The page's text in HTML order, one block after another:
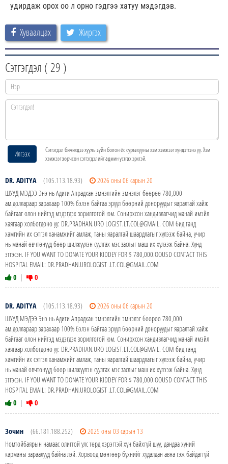
удирдаж орох оо л орно гэдгээ хатуу мэдэгдэв.
Хуваалцах Жиргэх
Сэтгэгдэл (29 )
Илгээх
Сэтгэгдэл бичихдээ хууль зүйн болон ёс суртахууны хэм хэмжээг хүндэтгэнэ үү. Хэм
хэмжээг зөрчсөн сэтгэгдэлийг админ устгах эрхтэй.
DR. ADITYA (105.113.18.93)
2026 оны 06 сарын 20
ШУУД МЭДЭЭ Энэ нь Адити Апрадхан эмнэлгийн эмнэлэг бөөрөө 780,000
ам.доллараар зарахаар 100% бэлэн байгаа эрүүл бөөрний доноруудыг яаралтай хайж
байгааг олон нийтэд мэдэгдэх зорилготой юм. Сонирхсон хандивлагчид манай имэйл
хаягаар холбогдоно уу: DR.PRADHAN.URO LOGIST.LT.COL@GMAIL. COM бид танд
хамгийн их сэтгэл ханамжийг амлаж, таны яаралтай шаардлагыг хүлээж байна, учир
нь манай өвчтөнүүд бөөр шилжүүлэн суулгах мэс заслыг маш их хүлээж байна. Хүнд
этгэсэн. IF YOU WANT TO DONATE YOUR KIDDEY FOR $ 780,000.OOUSD CONTACT THIS
HOSPITAL EMAIL: DR.PRADHAN.UROLOGIST .LT.COL@GMAIL.COM
0 | 0
DR. ADITYA (105.113.18.93)
2026 оны 06 сарын 20
ШУУД МЭДЭЭ Энэ нь Адити Апрадхан эмнэлгийн эмнэлэг бөөрөө 780,000
ам.доллараар зарахаар 100% бэлэн байгаа эрүүл бөөрний доноруудыг яаралтай хайж
байгааг олон нийтэд мэдэгдэх зорилготой юм. Сонирхсон хандивлагчид манай имэйл
хаягаар холбогдоно уу: DR.PRADHAN.URO LOGIST.LT.COL@GMAIL. COM бид танд
хамгийн их сэтгэл ханамжийг амлаж, таны яаралтай шаардлагыг хүлээж байна, учир
нь манай өвчтөнүүд бөөр шилжүүлэн суулгах мэс заслыг маш их хүлээж байна. Хүнд
этгэсэн. IF YOU WANT TO DONATE YOUR KIDDEY FOR $ 780,000.OOUSD CONTACT THIS
HOSPITAL EMAIL: DR.PRADHAN.UROLOGIST .LT.COL@GMAIL.COM
0 | 0
Зочин (66.181.188.252)
2025 оны 03 сарын 13
Номтойбаярын намаас олигтой улс төрд хэрэгтэй хүн байхгүй шүү, дандаа хүний
карманы зараалууд байна лэй. Хорвоод мөнгөөр бүхнийг худалдан авна гэж байдаггүй